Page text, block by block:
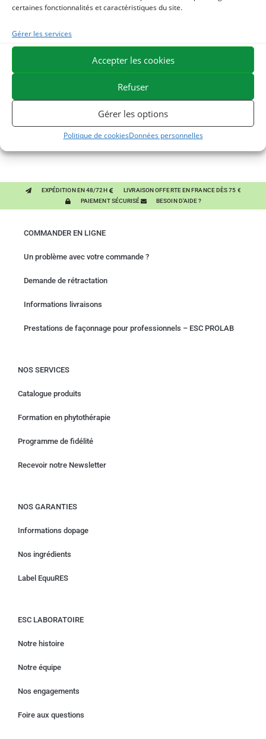
certaines fonctionnalités et caractéristiques du site.
Gérer les services
Accepter les cookies
Refuser
Gérer les options
Politique de cookiesDonnées personnelles
Ils pourraient vous plaire
1
2 HUILE D'ALGUES - OMEGA 3 CHEVAL - DHA ET EPA
3 ARTHROMIX - RAIDEURS ET CONFORT ARTICULAIRE
CHEVAL - MÉLANGE DE PLANTES
EXPÉDITION EN 48/72H
LIVRAISON OFFERTE EN FRANCE DÈS 75 €
PAIEMENT SÉCURISÉ
BESOIN D'AIDE ?
COMMANDER EN LIGNE
Un problème avec votre commande ?
Demande de rétractation
Informations livraisons
Prestations de façonnage pour professionnels – ESC PROLAB
NOS SERVICES
Catalogue produits
Formation en phytothérapie
Programme de fidélité
Recevoir notre Newsletter
NOS GARANTIES
Informations dopage
Nos ingrédients
Label EquuRES
ESC LABORATOIRE
Notre histoire
Notre équipe
Nos engagements
Foire aux questions